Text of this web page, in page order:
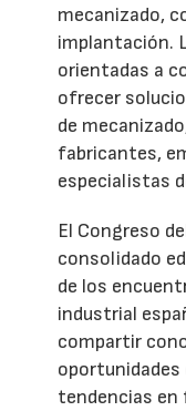
mecanizado,
implantación.
orientadas a
ofrecer
de
fabricantes,
especialistas
El Congreso
consolidado
de los
industrial
compartir
tendencias en